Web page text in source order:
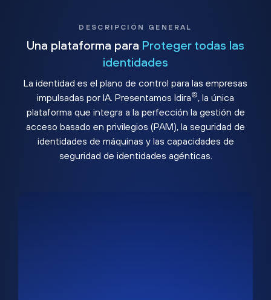
DESCRIPCIÓN GENERAL
Una plataforma para Proteger todas las
identidades
La identidad es el plano de control para las empresas
impulsadas por IA. Presentamos Idira®, la única
plataforma que integra a la perfección la gestión de
acceso basado en privilegios (PAM), la seguridad de
identidades de máquinas y las capacidades de
seguridad de identidades agénticas.